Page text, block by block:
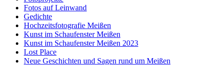
Fotos auf Leinwand
Gedichte
Hochzeitsfotografie Meißen
Kunst im Schaufenster Meißen
Kunst im Schaufenster Meißen 2023
Lost Place
Neue Geschichten und Sagen rund um Meißen